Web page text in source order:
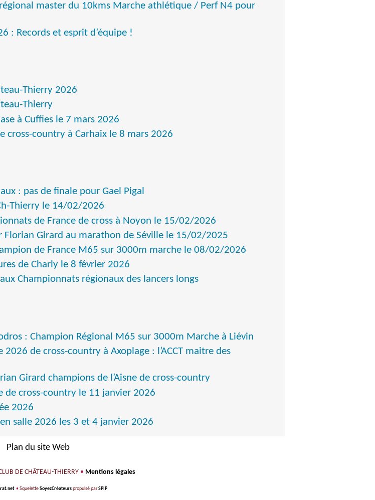
master du 10kms Marche athlétique / Perf N4 pour
: Records et esprit d’équipe !
Thierry 2026
Thierry
à Cuffies le 7 mars 2026
cross-country à Carhaix le 8 mars 2026
: pas de finale pour Gael Pigal
Thierry le 14/02/2026
de France de cross à Noyon le 15/02/2026
Florian Girard au marathon de Séville le 15/02/2025
de France M65 sur 3000m marche le 08/02/2026
de Charly le 8 février 2026
Championnats régionaux des lancers longs
: Champion Régional M65 sur 3000m Marche à Liévin
2026 de cross-country à Axoplage : l’ACCT maitre des
Girard champions de l’Aisne de cross-country
de cross-country le 11 janvier 2026
2026
salle 2026 les 3 et 4 janvier 2026
Plan du site Web
DE CHÂTEAU-THIERRY • Mentions légales
•SqueletteSoyezCréateurspropulsé parSPIP